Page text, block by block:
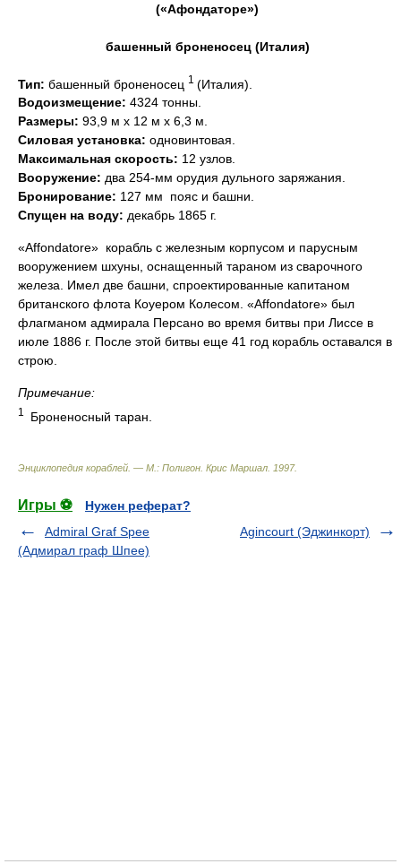
(«Афондаторе»)
башенный броненосец (Италия)
Тип: башенный броненосец 1 (Италия).
Водоизмещение: 4324 тонны.
Размеры: 93,9 м х 12 м х 6,3 м.
Силовая установка: одновинтовая.
Максимальная скорость: 12 узлов.
Вооружение: два 254-мм орудия дульного заряжания.
Бронирование: 127 мм  пояс и башни.
Спущен на воду: декабрь 1865 г.
«Affondatore»  корабль с железным корпусом и парусным
вооружением шхуны, оснащенный тараном из сварочного
железа. Имел две башни, спроектированные капитаном
британского флота Коуером Колесом. «Affondatore» был
флагманом адмирала Персано во время битвы при Лиссе в
июле 1886 г. После этой битвы еще 41 год корабль оставался в
строю.
Примечание:
1 Броненосный таран.
Энциклопедия кораблей. — М.: Полигон Крис Маршал 1997.
Игры ⚽
Нужен реферат?
Admiral Graf Spee
(Адмирал граф Шпее)
Agincourt (Эджинкорт)